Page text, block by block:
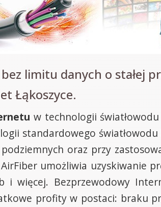
bez limitu danych o stałej
Łąkoszyce.
w technologii
standardowego
oraz przy
umożliwia uzyskiwanie
i więcej. Bezprzewodowy
profity w postaci: braku